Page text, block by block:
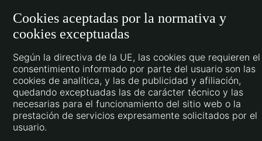
Cookies aceptadas por la normativa y
cookies exceptuadas
Según la directiva de la UE, las cookies que requieren el
consentimiento informado por parte del usuario son las
cookies de analítica, y las de publicidad y afiliación,
quedando exceptuadas las de carácter técnico y las
necesarias para el funcionamiento del sitio web o la
prestación de servicios expresamente solicitados por el
usuario.